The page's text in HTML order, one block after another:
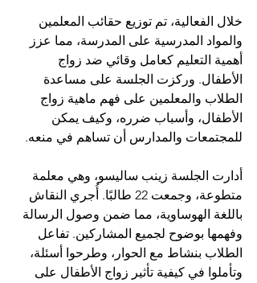
خلال الفعالية، تم توزيع حقائب المعلمين
والمواد المدرسية على المدرسة، مما عزز
أهمية التعليم كعامل وقائي ضد زواج
الأطفال. وركزت الجلسة على مساعدة
الطلاب والمعلمين على فهم ماهية زواج
الأطفال، وأسباب ضرره، وكيف يمكن
للمجتمعات والمدارس أن تساهم في منعه.
أدارت الجلسة زينب ساليسو، وهي معلمة
متطوعة، وجمعت 22 طالبًا. أُجري النقاش
باللغة الهوساوية، مما ضمن وصول الرسالة
وفهمها بوضوح لجميع المشاركين. تفاعل
الطلاب بنشاط مع الحوار، وطرحوا أسئلة،
وتأملوا في كيفية تأثير زواج الأطفال على